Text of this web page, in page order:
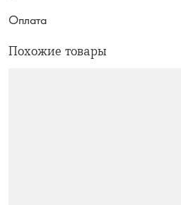
Оплата
Похожие товары